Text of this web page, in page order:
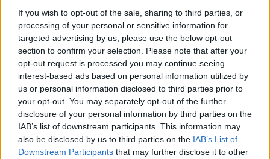
If you wish to opt-out of the sale, sharing to third parties, or
processing of your personal or sensitive information for
targeted advertising by us, please use the below opt-out
section to confirm your selection. Please note that after your
opt-out request is processed you may continue seeing
interest-based ads based on personal information utilized by
us or personal information disclosed to third parties prior to
your opt-out. You may separately opt-out of the further
disclosure of your personal information by third parties on the
IAB’s list of downstream participants. This information may
also be disclosed by us to third parties on the IAB’s List of
Downstream Participants that may further disclose it to other
Les Freestyle légendaires de Nekfeu | ADN
Les étoiles vagabondes
L’ecchymose
L’homme qui ne valait pas dix centimes (ft.